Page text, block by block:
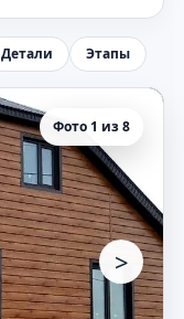
Детали Этапы
Фото 1 из 8
>